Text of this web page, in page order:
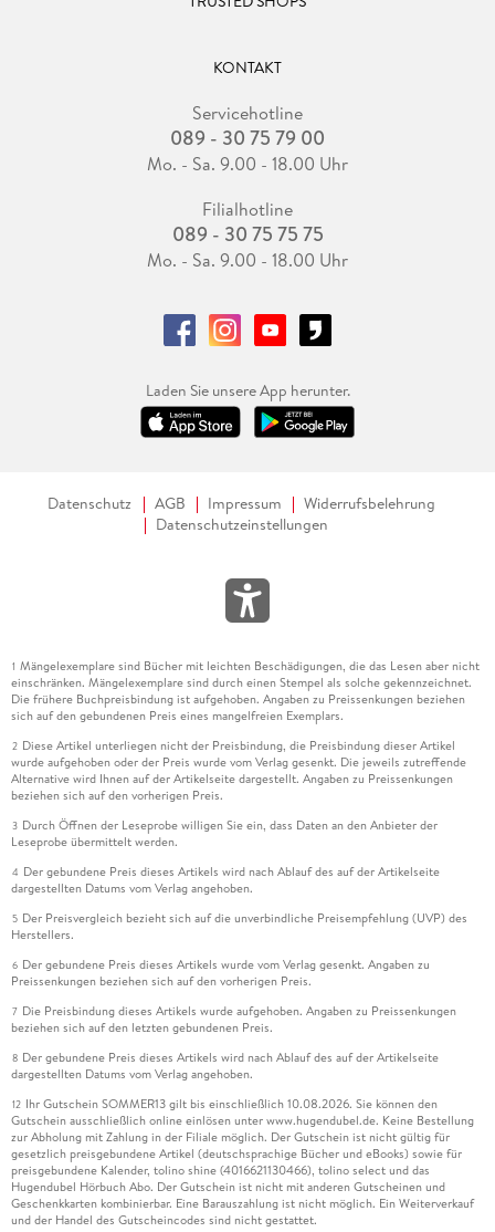
KONTAKT
Servicehotline
089 - 30 75 79 00
Mo. - Sa. 9.00 - 18.00 Uhr
Filialhotline
089 - 30 75 75 75
Mo. - Sa. 9.00 - 18.00 Uhr
Laden Sie unsere App herunter.
Datenschutz AGB Impressum
Widerrufsbelehrung
Datenschutzeinstellungen
1 Mängelexemplare sind Bücher mit leichten Beschädigungen, die das Lesen aber nicht
einschränken. Mängelexemplare sind durch einen Stempel als solche gekennzeichnet.
Die frühere Buchpreisbindung ist aufgehoben. Angaben zu Preissenkungen beziehen
sich auf den gebundenen Preis eines mangelfreien Exemplars.
2 Diese Artikel unterliegen nicht der Preisbindung, die Preisbindung dieser Artikel
wurde aufgehoben oder der Preis wurde vom Verlag gesenkt. Die jeweils zutreffende
Alternative wird Ihnen auf der Artikelseite dargestellt. Angaben zu Preissenkungen
beziehen sich auf den vorherigen Preis.
3 Durch Öffnen der Leseprobe willigen Sie ein, dass Daten an den Anbieter der
Leseprobe übermittelt werden.
4 Der gebundene Preis dieses Artikels wird nach Ablauf des auf der Artikelseite
dargestellten Datums vom Verlag angehoben.
5 Der Preisvergleich bezieht sich auf die unverbindliche Preisempfehlung (UVP) des
Herstellers.
6 Der gebundene Preis dieses Artikels wurde vom Verlag gesenkt. Angaben zu
Preissenkungen beziehen sich auf den vorherigen Preis.
7 Die Preisbindung dieses Artikels wurde aufgehoben. Angaben zu Preissenkungen
beziehen sich auf den letzten gebundenen Preis.
8 Der gebundene Preis dieses Artikels wird nach Ablauf des auf der Artikelseite
dargestellten Datums vom Verlag angehoben.
12 Ihr Gutschein SOMMER13 gilt bis einschließlich 10.08.2026. Sie können den
Gutschein ausschließlich online einlösen unter www.hugendubel.de. Keine Bestellung
zur Abholung mit Zahlung in der Filiale möglich. Der Gutschein ist nicht gültig für
gesetzlich preisgebundene Artikel (deutschsprachige Bücher und eBooks) sowie für
preisgebundene Kalender, tolino shine (4016621130466), tolino select und das
Hugendubel Hörbuch Abo. Der Gutschein ist nicht mit anderen Gutscheinen und
Geschenkkarten kombinierbar. Eine Barauszahlung ist nicht möglich. Ein Weiterverkauf
und der Handel des Gutscheincodes sind nicht gestattet.